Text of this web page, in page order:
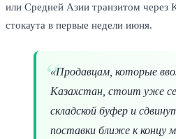
или Средней Азии транзитом через
стокаута в первые недели июня.
«Продавцам, которые
Казахстан, стоит уже
складской буфер и
поставки ближе к концу